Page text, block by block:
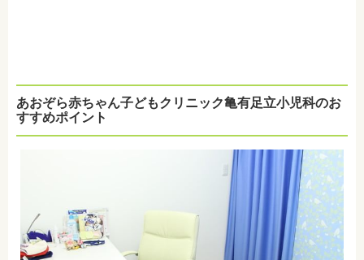
あおぞら赤ちゃん子どもクリニック亀有足立小児科のお
すすめポイント